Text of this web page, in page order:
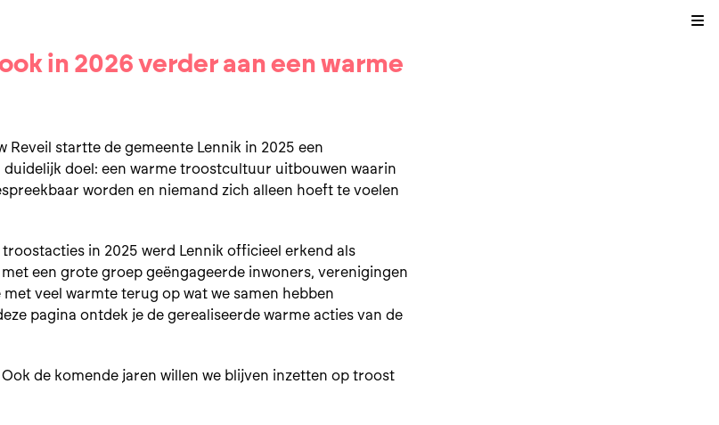
in 2026 verder aan een warme
Reveil startte de gemeente Lennik in 2025 een
doel: een warme troostcultuur uitbouwen waarin
worden en niemand zich alleen hoeft te voelen
in 2025 werd Lennik officieel erkend als
een grote groep geëngageerde inwoners, verenigingen
veel warmte terug op wat we samen hebben
pagina ontdek je de gerealiseerde warme acties van de
de komende jaren willen we blijven inzetten op troost